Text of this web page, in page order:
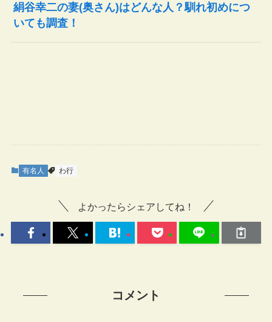
絹谷幸二の妻(奥さん)はどんな人？馴れ初めにつ
いても調査！
有名人 わ行
よかったらシェアしてね！
コメント